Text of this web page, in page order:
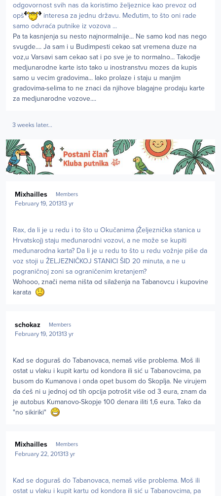
odgovornost svih nas da koristimo željeznice kao prevoz od
opš
interesa za jednu državu. Međutim, to što oni rade
samo odvraća putnike iz vozova ...
Pa ta kasnjenja su nesto najnormalnije... Ne samo kod nas nego
svugde.... Ja sam i u Budimpesti cekao sat vremena duze na
voz,u Varsavi sam cekao sat i po sve je to normalno... Takodje
medjunarodne karte isto tako u inostranstvu mozes da kupis
samo u vecim gradovima... Iako prolaze i staju u manjim
gradovima-selima to ne znaci da njihove blagajne prodaju karte
za medjunarodne vozove....
3 weeks later...
Mixhailles Members
February 19, 201313 yr
Rax, da li je u redu i to što u Okučanima (Željeznička stanica u
Hrvatskoj) staju međunarodni vozovi, a ne može se kupiti
međunarodna karta? Da li je u redu to što u redu vožnje piše da
voz stoji u ŽELJEZNIČKOJ STANICI ŠID 20 minuta, a ne u
pograničnoj zoni sa ograničenim kretanjem?
Wohooo, znači nema ništa od silaženja na Tabanovcu i kupovine
karata
schokaz Members
February 19, 201313 yr
Kad se doguraš do Tabanovaca, nemaš više problema. Moš ili
ostat u vlaku i kupit kartu od kondora ili sić u Tabanovcima, pa
busom do Kumanova i onda opet busom do Skoplja. Ne virujem
da ćeš ni u jednoj od tih opcija potrošit više od 3 eura, znam da
je autobus Kumanovo-Skopje 100 denara iliti 1,6 eura. Tako da
"no sikiriki"
Mixhailles Members
February 22, 201313 yr
Kad se doguraš do Tabanovaca, nemaš više problema. Moš ili
ostat u vlaku i kupit kartu od kondora ili sić u Tabanovcima, pa